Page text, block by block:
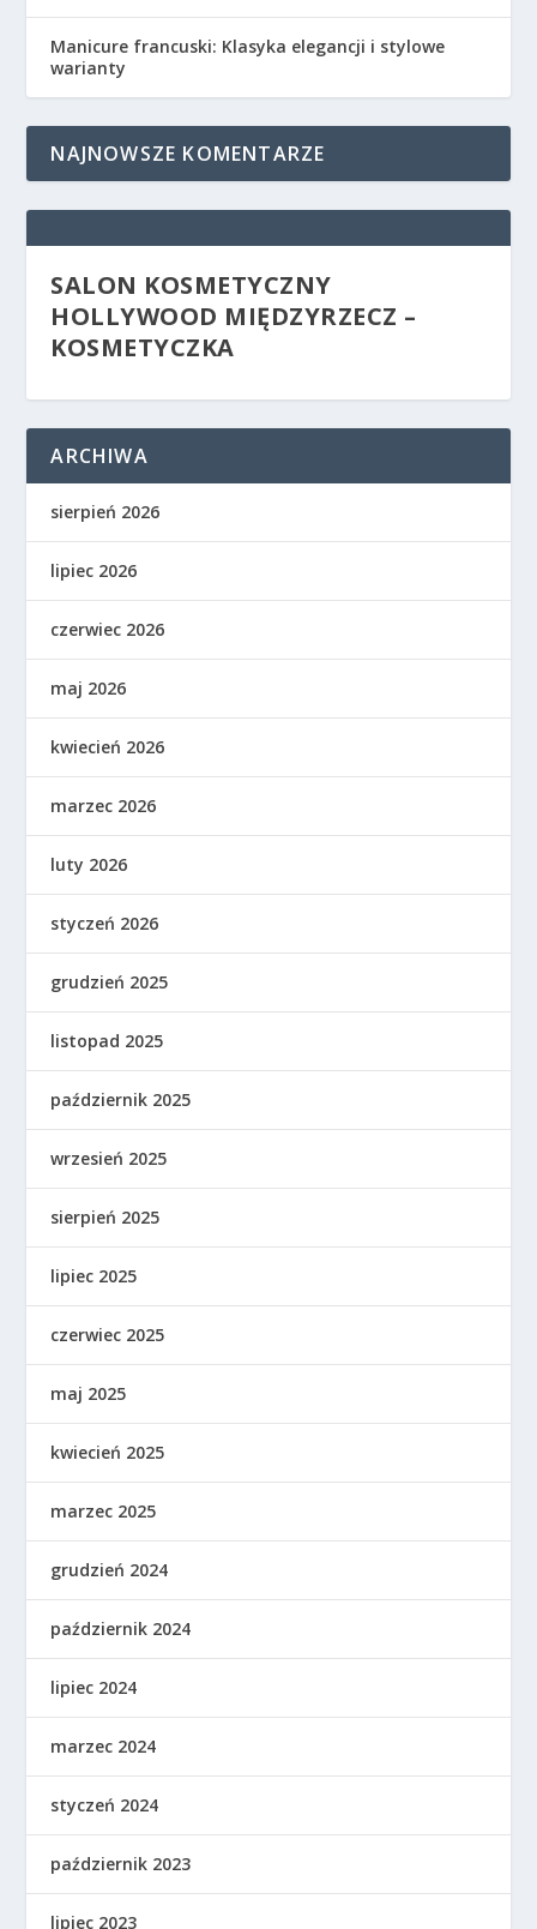
Manicure francuski: Klasyka elegancji i stylowe
warianty
NAJNOWSZE KOMENTARZE
SALON KOSMETYCZNY
HOLLYWOOD MIĘDZYRZECZ –
KOSMETYCZKA
ARCHIWA
sierpień 2026
lipiec 2026
czerwiec 2026
maj 2026
kwiecień 2026
marzec 2026
luty 2026
styczeń 2026
grudzień 2025
listopad 2025
październik 2025
wrzesień 2025
sierpień 2025
lipiec 2025
czerwiec 2025
maj 2025
kwiecień 2025
marzec 2025
grudzień 2024
październik 2024
lipiec 2024
marzec 2024
styczeń 2024
październik 2023
lipiec 2023